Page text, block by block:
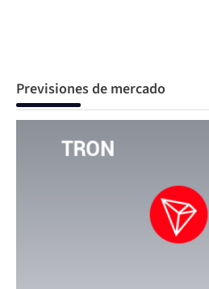
Previsiones de mercado